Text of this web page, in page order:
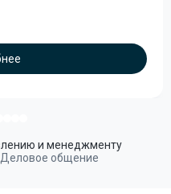
и менеджменту
Деловое общение